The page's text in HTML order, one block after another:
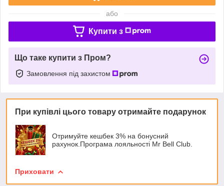
або
Купити з
Що таке купити з Пром?
Замовлення під захистом
При купівлі цього товару отримайте подарунок
Отримуйте кешбек 3% на бонусний
рахунок.Програма лояльності Mr Bell Club.
Приховати